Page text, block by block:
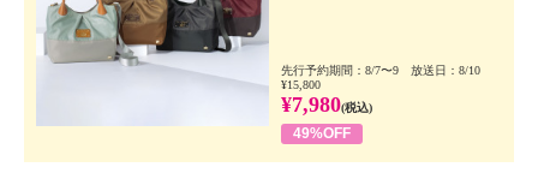
先行予約期間：8/7〜9 放送日：8/10
¥15,800
¥7,980(税込)
49%OFF